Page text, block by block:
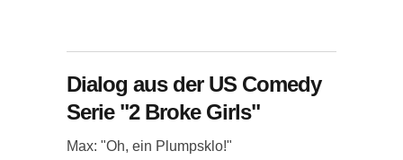
Dialog aus der US Comedy
Serie "2 Broke Girls"
Max: "Oh, ein Plumpsklo!"